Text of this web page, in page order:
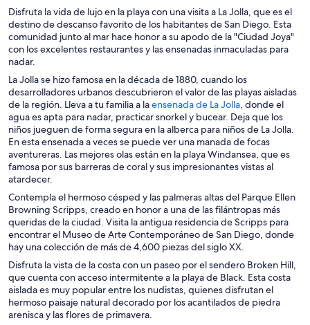
Disfruta la vida de lujo en la playa con una visita a La Jolla, que es el
destino de descanso favorito de los habitantes de San Diego. Esta
comunidad junto al mar hace honor a su apodo de la "Ciudad Joya"
con los excelentes restaurantes y las ensenadas inmaculadas para
nadar.
La Jolla se hizo famosa en la década de 1880, cuando los
desarrolladores urbanos descubrieron el valor de las playas aisladas
de la región. Lleva a tu familia a laensenada de La JollaS
e
a
b
r
e
u
n
a
n
u
e
v
a
v
, donde el
agua es apta para nadar, practicar snorkel y bucear. Deja que los
niños jueguen de forma segura en la alberca para niños de La Jolla.
En esta ensenada a veces se puede ver una manada de focas
aventureras. Las mejores olas están en la playa Windansea, que es
famosa por sus barreras de coral y sus impresionantes vistas al
atardecer.
Contempla el hermoso césped y las palmeras altas del Parque Ellen
Browning Scripps, creado en honor a una de las filántropas más
queridas de la ciudad. Visita la antigua residencia de Scripps para
encontrar el Museo de Arte Contemporáneo de San Diego, donde
hay una colección de más de 4,600 piezas del siglo XX.
Disfruta la vista de la costa con un paseo por el sendero Broken Hill,
que cuenta con acceso intermitente a la playa de Black. Esta costa
aislada es muy popular entre los nudistas, quienes disfrutan el
hermoso paisaje natural decorado por los acantilados de piedra
arenisca y las flores de primavera.